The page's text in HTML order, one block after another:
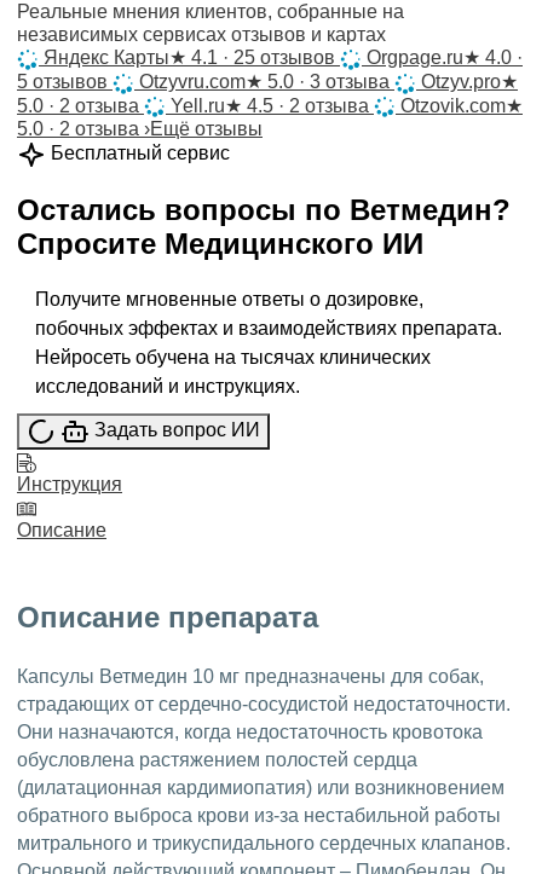
Реальные мнения клиентов, собранные на
независимых сервисах отзывов и картах
Яндекс Карты★ 4.1 · 25 отзывов Orgpage.ru★ 4.0 ·
5 отзывов
Otzyvru.com★ 5.0 · 3 отзыва Otzyv.pro★
5.0 · 2 отзыва
Yell.ru★ 4.5 · 2 отзыва Otzovik.com★
5.0 · 2 отзыва ›Ещё отзывы
Бесплатный сервис
Остались вопросы по Ветмедин?
Спросите Медицинского ИИ
Получите мгновенные ответы о дозировке,
побочных эффектах и взаимодействиях препарата.
Нейросеть обучена на тысячах клинических
исследований и инструкциях.
Задать вопрос ИИ
Инструкция
Описание
Описание препарата
Капсулы Ветмедин 10 мг предназначены для собак,
страдающих от сердечно-сосудистой недостаточности.
Они назначаются, когда недостаточность кровотока
обусловлена растяжением полостей сердца
(дилатационная кардимиопатия) или возникновением
обратного выброса крови из-за нестабильной работы
митрального и трикуспидального сердечных клапанов.